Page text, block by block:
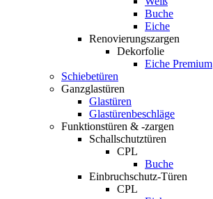
Buche
Eiche
Renovierungszargen
Dekorfolie
Eiche Premium
Schiebetüren
Ganzglastüren
Glastüren
Glastürenbeschläge
Funktionstüren & -zargen
Schallschutztüren
CPL
Buche
Einbruchschutz-Türen
CPL